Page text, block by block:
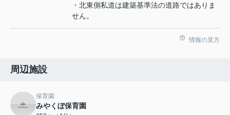
・北東側私道は建築基準法の道路ではありま
せん。
情報の見方
周辺施設
保育園
みやくぼ保育園